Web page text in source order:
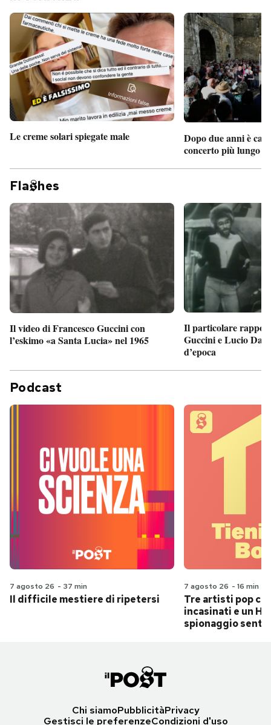
Le creme solari spiegate male
Dopo due anni è
concerto più lungo
Fla hes
Il video di Francesco Guccini con
l’eskimo «a Santa Lucia» nel 1965
Il particolare
Guccini e Lucio
d’epoca
Podcast
7 agosto 26 - 37 min
Il difficile mestiere di ripetersi
7 agosto 26 - 16 min
Tre artisti pop
incasinati e un
spionaggio
Chi siamoPubblicitàPrivacy
Gestisci le preferenzeCondizioni d'uso